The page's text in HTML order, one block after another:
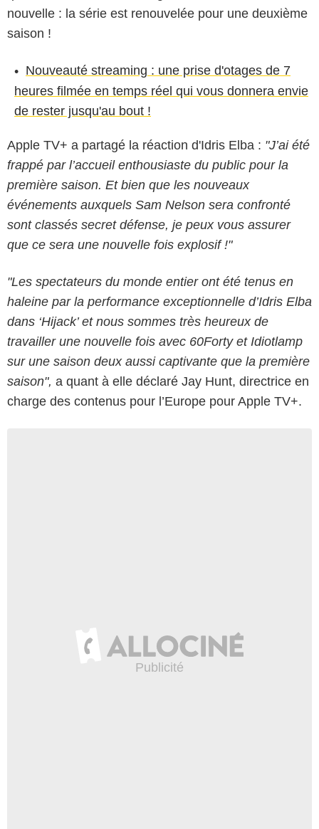
nouvelle : la série est renouvelée pour une deuxième
saison !
Nouveauté streaming : une prise d'otages de 7
heures filmée en temps réel qui vous donnera envie
de rester jusqu'au bout !
Apple TV+ a partagé la réaction d'Idris Elba : "J’ai été
frappé par l’accueil enthousiaste du public pour la
première saison. Et bien que les nouveaux
événements auxquels Sam Nelson sera confronté
sont classés secret défense, je peux vous assurer
que ce sera une nouvelle fois explosif !"
"Les spectateurs du monde entier ont été tenus en
haleine par la performance exceptionnelle d’Idris Elba
dans ‘Hijack’ et nous sommes très heureux de
travailler une nouvelle fois avec 60Forty et Idiotlamp
sur une saison deux aussi captivante que la première
saison", a quant à elle déclaré Jay Hunt, directrice en
charge des contenus pour l’Europe pour Apple TV+.